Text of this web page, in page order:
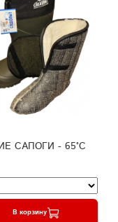
САПОГИ - 65°C
В корзину